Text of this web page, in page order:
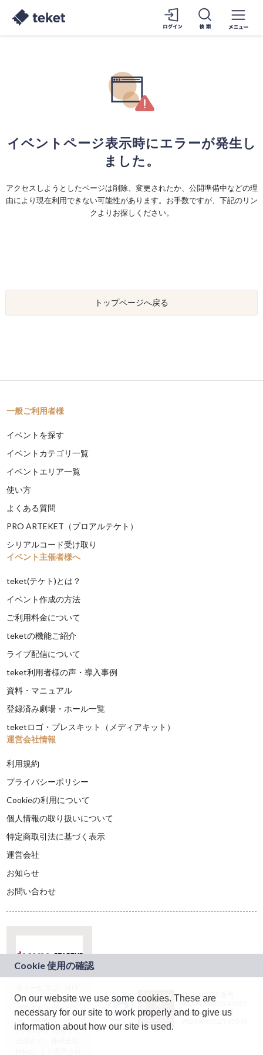
イベントページ表示時にエラーが発生し
ました。
アクセスしようとしたページは削除、変更されたか、公開準備中などの理
由により現在利用できない可能性があります。お手数ですが、下記のリン
クよりお探しください。
トップページへ戻る
一般ご利用者様
イベントを探す
イベントカテゴリ一覧
イベントエリア一覧
使い方
よくある質問
PRO ARTEKET（プロアルテケト）
シリアルコード受け取り
イベント主催者様へ
teket(テケト)とは？
イベント作成の方法
ご利用料金について
teketの機能ご紹介
ライブ配信について
teket利用者様の声・導入事例
資料・マニュアル
登録済み劇場・ホール一覧
teketロゴ・プレスキット（メディアキット）
運営会社情報
利用規約
プライバシーポリシー
Cookieの利用について
個人情報の取り扱いについて
特定商取引法に基づく表示
運営会社
お知らせ
お問い合わせ
ドコモグループの新
規事業創出プログラ
ム「docomo
STARTUP」を通じて
JASRAC許諾番号：
9024936001Y45037
JASRAC許諾番号：
On our website we use some cookies. These are
necessary for our site to work properly and to give us
information about how our site is used.